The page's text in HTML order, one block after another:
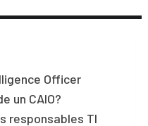
Officer
un CAIO?
responsables TI